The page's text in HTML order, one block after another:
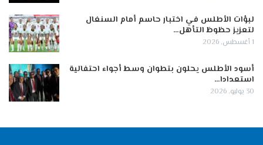
لبؤات الأطلس في اختبار حاسم أمام السنغال
لتعزيز حظوظ التأهل…
1 أغسطس, 2026
أسود الأطلس يحلون بتطوان وسط أجواء احتفالية
استعدادا…
30 يوليو, 2026